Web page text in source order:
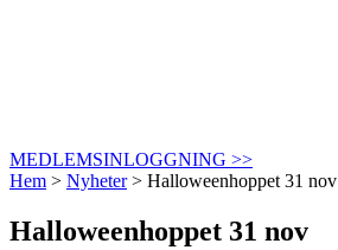
MEDLEMSINLOGGNING >>
Hem > Nyheter> Halloweenhoppet 31 nov
Halloweenhoppet 31 nov